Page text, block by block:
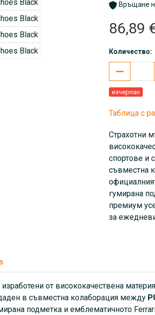
Връщане
86,89
Количество:
изчерпан
Таблица с
Страхотни
спортове и
съвместна
гумирана
премиум
за
изработени от висококачествена
в съвместна колаборация между
подметка и емблематичното